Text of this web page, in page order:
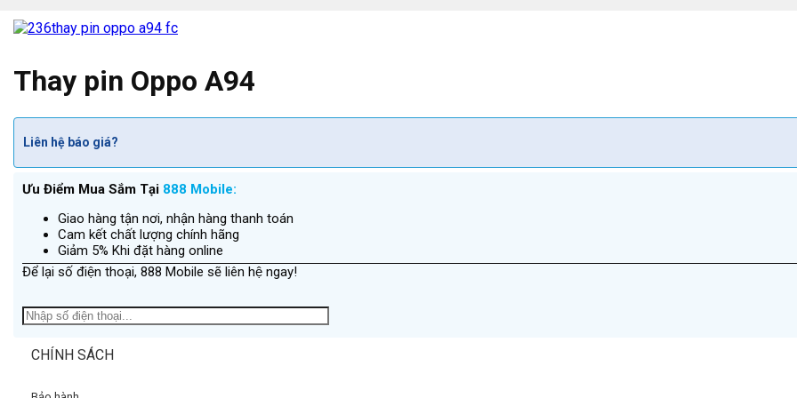
Thay pin Oppo A94
Liên hệ báo giá?
Ưu Điểm Mua Sắm Tại 888 Mobile:
Giao hàng tận nơi, nhận hàng thanh toán
Cam kết chất lượng chính hãng
Giảm 5% Khi đặt hàng online
Để lại số điện thoại, 888 Mobile sẽ liên hệ ngay!
CHÍNH SÁCH